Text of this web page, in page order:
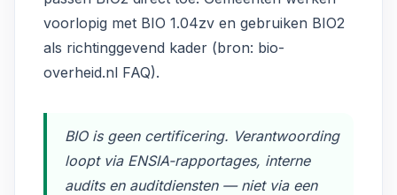
voorlopig met BIO 1.04zv en gebruiken BIO2
als richtinggevend kader (bron: bio-
overheid.nl FAQ).
BIO is geen certificering. Verantwoording
loopt via ENSIA-rapportages, interne
audits en auditdiensten — niet via een